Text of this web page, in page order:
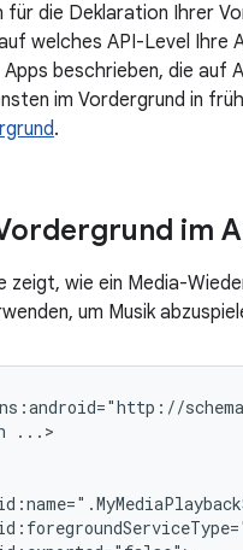
für die Deklaration Ihrer
welches API-Level
beschrieben, die auf
im Vordergrund in
.
im
zeigt, wie ein Media-
um Musik
...>